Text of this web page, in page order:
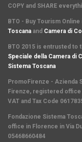
COPY and SHARE
BTO - Buy Tourism Online
Toscana and Camera di
BTO 2015 is entrusted to
Speciale della Camera di
Sistema Toscana
PromoFirenze - Azienda
Firenze, registered office
VAT and Tax Code
Fondazione Sistema
office in Florence in Via
05468660484